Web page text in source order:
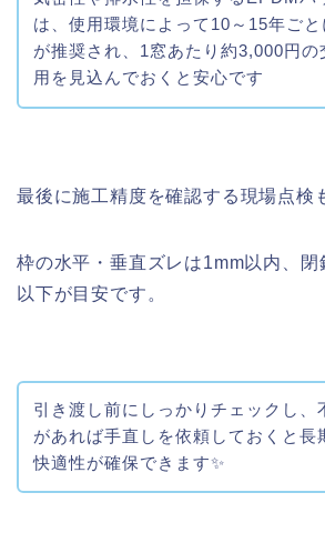
は、使用環境によって10～15年ごと
が推奨され、1窓あたり約3,000円の
用を見込んでおくと安心です
最後に施工精度を確認する現場点検
枠の水平・垂直ズレは1mm以内、閉
以下が目安です。
引き渡し前にしっかりチェックし、
があれば手直しを依頼しておくと長
快適性が確保できます✨